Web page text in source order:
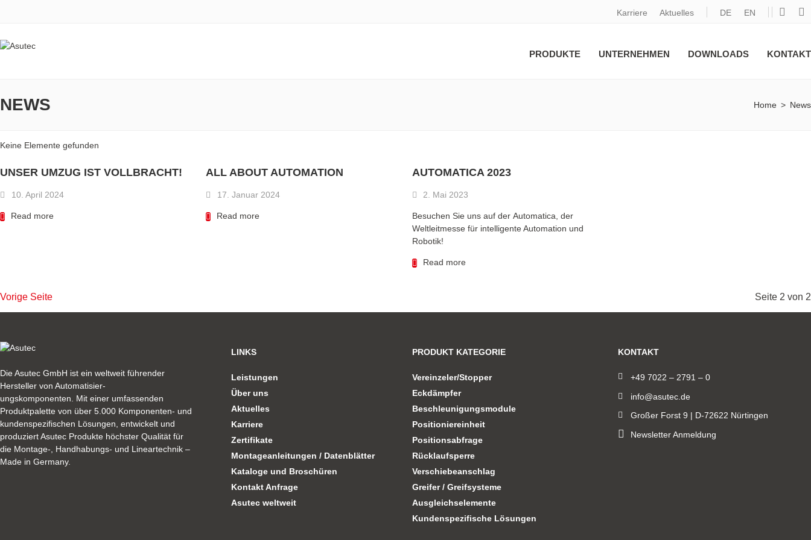
Karriere Aktuelles DE EN
PRODUKTE UNTERNEHMEN DOWNLOADS KONTAKT
NEWS Home > News
Keine Elemente gefunden
UNSER UMZUG IST VOLLBRACHT!
10. April 2024
Read more
ALL ABOUT AUTOMATION
17. Januar 2024
Read more
AUTOMATICA 2023
2. Mai 2023
Besuchen Sie uns auf der Automatica, der
Weltleitmesse für intelligente Automation und
Robotik!
Read more
Vorige Seite Seite 2 von 2
Die Asutec GmbH ist ein weltweit führender
Hersteller von Automatisier-
ungskomponenten. Mit einer umfassenden
Produktpalette von über 5.000 Komponenten- und
kundenspezifischen Lösungen, entwickelt und
produziert Asutec Produkte höchster Qualität für
die Montage-, Handhabungs- und Lineartechnik –
Made in Germany.
LINKS
Leistungen
Über uns
Aktuelles
Karriere
Zertifikate
Montageanleitungen / Datenblätter
Kataloge und Broschüren
Kontakt Anfrage
Asutec weltweit
PRODUKT KATEGORIE
Vereinzeler/Stopper
Eckdämpfer
Beschleunigungsmodule
Positioniereinheit
Positionsabfrage
Rücklaufsperre
Verschiebeanschlag
Greifer / Greifsysteme
Ausgleichselemente
Kundenspezifische Lösungen
KONTAKT
+49 7022 – 2791 – 0
info@asutec.de
Großer Forst 9 | D-72622 Nürtingen
Newsletter Anmeldung